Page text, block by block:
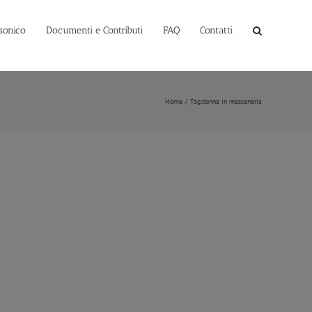
Documenti e Contributi FAQ Contatti
Home Tag:donna in masosneria